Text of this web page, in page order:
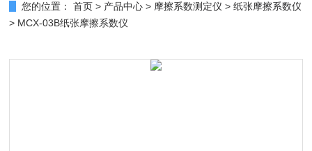
您的位置： 首页 > 产品中心 > 摩擦系数测定仪 >纸张摩擦系数仪
> MCX-03B纸张摩擦系数仪